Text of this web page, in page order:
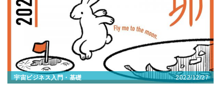
宇宙ビジネス入門・基礎 2022/12/27